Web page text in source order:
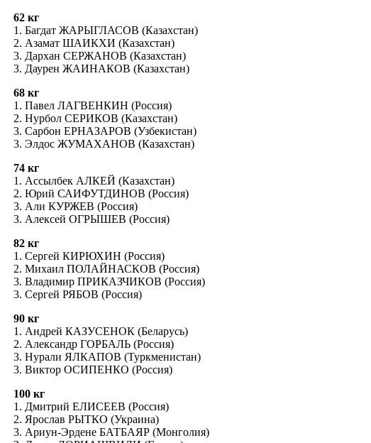
62 кг
1. Багдат ЖАРЫГЛАСОВ (Казахстан)
2. Азамат ШАИКХИ (Казахстан)
3. Дархан СЕРЖАНОВ (Казахстан)
3. Даурен ЖАИНАКОВ (Казахстан)
68 кг
1. Павел ЛАГВЕНКИН (Россия)
2. Нурбол СЕРИКОВ (Казахстан)
3. Сарбон ЕРНАЗАРОВ (Узбекистан)
3. Элдос ЖУМАХАНОВ (Казахстан)
74 кг
1. Ассылбек АЛКЕЙ (Казахстан)
2. Юрий САИФУТДИНОВ (Россия)
3. Али КУРЖЕВ (Россия)
3. Алексей ОГРЫШЕВ (Россия)
82 кг
1. Сергей КИРЮХИН (Россия)
2. Михаил ПОЛАЙНАСКОВ (Россия)
3. Владимир ПРИКАЗЧИКОВ (Россия)
3. Сергей РЯБОВ (Россия)
90 кг
1. Андрей КАЗУСЕНОК (Беларусь)
2. Александр ГОРБАЛЬ (Россия)
3. Нурали ЯЛКАПОВ (Туркменистан)
3. Виктор ОСИПЕНКО (Россия)
100 кг
1. Дмитрий ЕЛИСЕЕВ (Россия)
2. Ярослав РЫТКО (Украина)
3. Ариун-Эрдене БАТБАЯР (Монголия)